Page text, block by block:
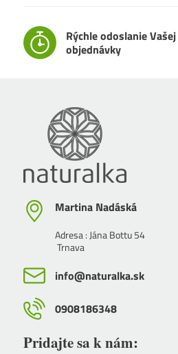
Rýchle odoslanie Vašej
objednávky
Martina Nadáská
Adresa : Jána Bottu 54
Trnava
info​@naturalka​.sk
0908186348
Pridajte sa k nám: